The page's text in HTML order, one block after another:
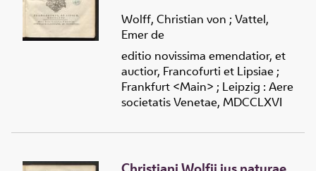
in genere, quam de officiis
ac jure in societatibus
Conjugali, Paterna, Herili
atque Domo agitur, seu Jus
omne Personarum
demonstratur
Wolff, Christian von ; Vattel,
Emer de
editio novissima emendatior, et
auctior, Francofurti et Lipsiae ;
Frankfurt <Main> ; Leipzig : Aere
societatis Venetae, MDCCLXVI